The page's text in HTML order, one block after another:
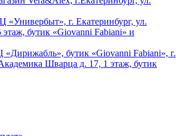
«Универбыт», г. Екатеринбург, ул.
этаж, бутик «Giovanni Fabiani» и
«Дирижабль», бутик «Giovanni Fabiani», г.
Шварца д. 17, 1 этаж, бутик